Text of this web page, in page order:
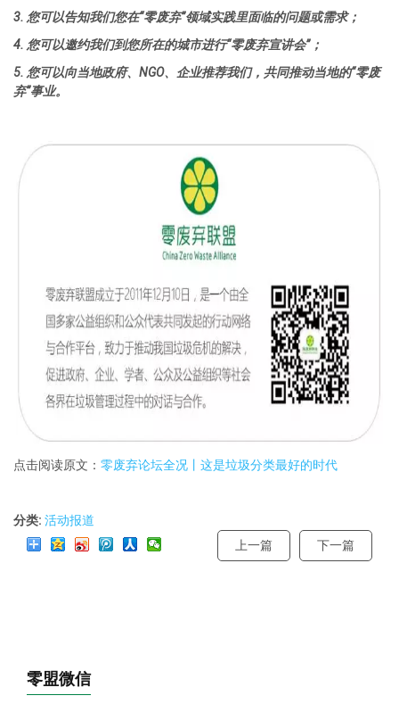
3. 您可以告知我们您在“零废弃”领域实践里面临的问题或需求；
4. 您可以邀约我们到您所在的城市进行“零废弃宣讲会”；
5. 您可以向当地政府、NGO、企业推荐我们，共同推动当地的“零废
弃”事业。
点击阅读原文： 零废弃论坛全况丨这是垃圾分类最好的时代
分类: 活动报道
上一篇
下一篇
零盟微信